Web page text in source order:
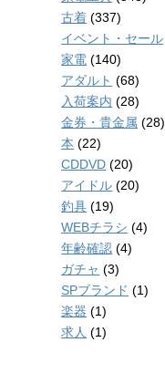
古着 (337)
イベント・セール
家電 (140)
アダルト (68)
入荷案内 (28)
金券・貴金属 (28)
本 (22)
CDDVD (20)
アイドル (20)
釣具 (19)
WEBチラシ (4)
年齢確認 (4)
ガチャ (3)
SPブランド (1)
楽器 (1)
求人 (1)